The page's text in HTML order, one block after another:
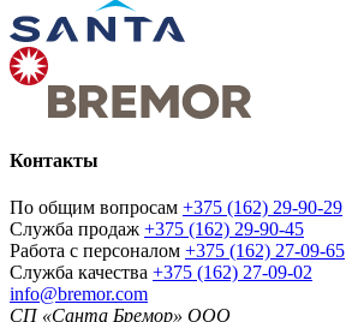
Контакты
По общим вопросам +375 (162) 29-90-29
Служба продаж +375 (162) 29-90-45
Работа с персоналом +375 (162) 27-09-65
Служба качества +375 (162) 27-09-02
info@bremor.com
СП «Санта Бремор» ООО